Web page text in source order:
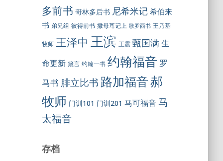
多前书 哥林多后书 尼希米记 希伯来
书 弟兄组 彼得前书 撒母耳记上 歌罗西书 王乃基
牧师 王泽中 王滨 王震 甄国满 生
命更新 箴言 约翰一书 约翰福音 罗
马书 腓立比书 路加福音郝
牧师 门训101 门训201 马可福音 马
太福音
存档